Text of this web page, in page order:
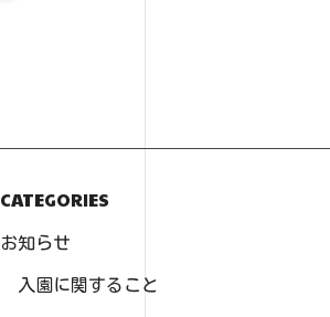
CATEGORIES
お知らせ
入園に関すること